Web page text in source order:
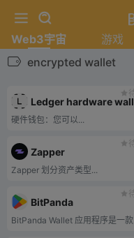
Web3宇宙 游戏
encrypted wallet
Ledger hardware
硬件钱包：您可以...
Zapper
Zapper 划分资产类型...
BitPanda